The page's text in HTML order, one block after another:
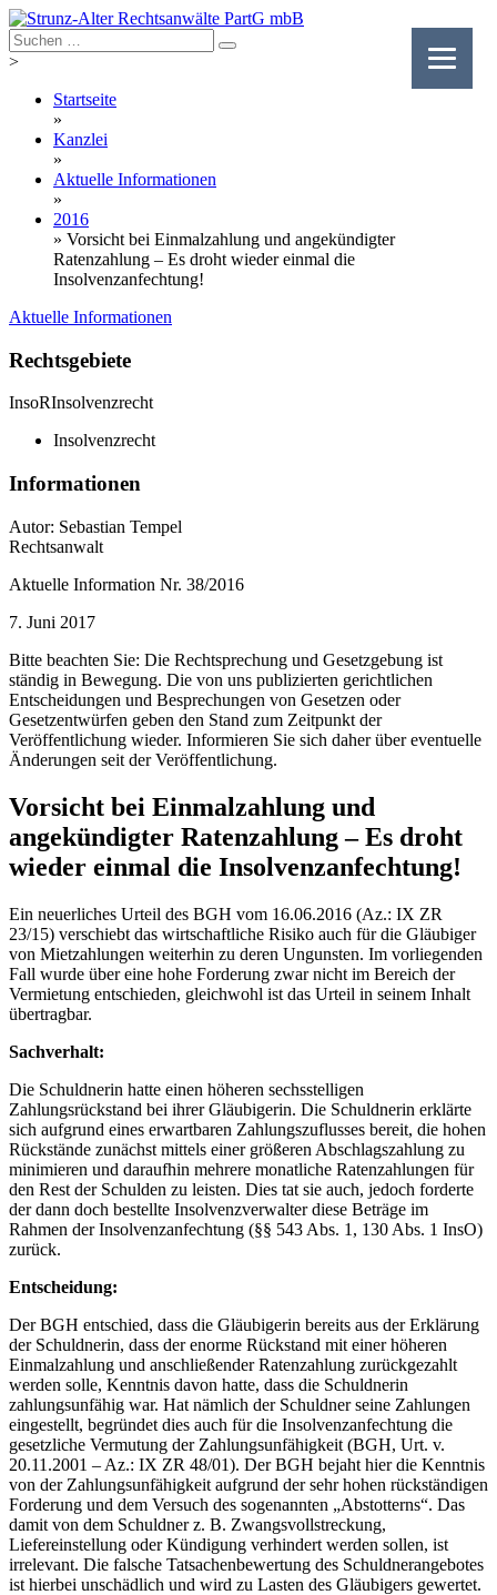
Skip
to
content
>
Startseite
»
Kanzlei
»
Aktuelle Informationen
»
2016
» Vorsicht bei Einmalzahlung und angekündigter
Ratenzahlung – Es droht wieder einmal die
Insolvenzanfechtung!
Aktuelle Informationen
Rechtsgebiete
InsoRInsolvenzrecht
Insolvenzrecht
Informationen
Autor: Sebastian Tempel
Rechtsanwalt
Aktuelle Information Nr. 38/2016
7. Juni 2017
Bitte beachten Sie: Die Rechtsprechung und Gesetzgebung ist
ständig in Bewegung. Die von uns publizierten gerichtlichen
Entscheidungen und Besprechungen von Gesetzen oder
Gesetzentwürfen geben den Stand zum Zeitpunkt der
Veröffentlichung wieder. Informieren Sie sich daher über eventuelle
Änderungen seit der Veröffentlichung.
Vorsicht bei Einmalzahlung und
angekündigter Ratenzahlung – Es droht
wieder einmal die Insolvenzanfechtung!
Ein neuerliches Urteil des BGH vom 16.06.2016 (Az.: IX ZR
23/15) verschiebt das wirtschaftliche Risiko auch für die Gläubiger
von Mietzahlungen weiterhin zu deren Ungunsten. Im vorliegenden
Fall wurde über eine hohe Forderung zwar nicht im Bereich der
Vermietung entschieden, gleichwohl ist das Urteil in seinem Inhalt
übertragbar.
Sachverhalt:
Die Schuldnerin hatte einen höheren sechsstelligen
Zahlungsrückstand bei ihrer Gläubigerin. Die Schuldnerin erklärte
sich aufgrund eines erwartbaren Zahlungszuflusses bereit, die hohen
Rückstände zunächst mittels einer größeren Abschlagszahlung zu
minimieren und daraufhin mehrere monatliche Ratenzahlungen für
den Rest der Schulden zu leisten. Dies tat sie auch, jedoch forderte
der dann doch bestellte Insolvenzverwalter diese Beträge im
Rahmen der Insolvenzanfechtung (§§ 543 Abs. 1, 130 Abs. 1 InsO)
zurück.
Entscheidung:
Der BGH entschied, dass die Gläubigerin bereits aus der Erklärung
der Schuldnerin, dass der enorme Rückstand mit einer höheren
Einmalzahlung und anschließender Ratenzahlung zurückgezahlt
werden solle, Kenntnis davon hatte, dass die Schuldnerin
zahlungsunfähig war. Hat nämlich der Schuldner seine Zahlungen
eingestellt, begründet dies auch für die Insolvenzanfechtung die
gesetzliche Vermutung der Zahlungsunfähigkeit (BGH, Urt. v.
20.11.2001 – Az.: IX ZR 48/01). Der BGH bejaht hier die Kenntnis
von der Zahlungsunfähigkeit aufgrund der sehr hohen rückständigen
Forderung und dem Versuch des sogenannten „Abstotterns“. Das
damit von dem Schuldner z. B. Zwangsvollstreckung,
Liefereinstellung oder Kündigung verhindert werden sollen, ist
irrelevant. Die falsche Tatsachenbewertung des Schuldnerangebotes
ist hierbei unschädlich und wird zu Lasten des Gläubigers gewertet.